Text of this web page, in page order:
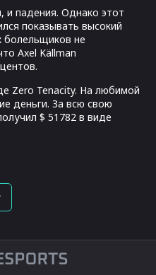
и падения. Однако этот
показывать высокий
болельщиков не
Axel Källman
Zero Tenacity. На любимой
деньги. За всю свою
$ 51782 в виде